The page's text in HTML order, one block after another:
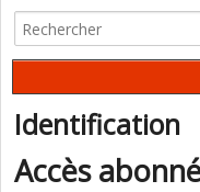
Identification
Accès